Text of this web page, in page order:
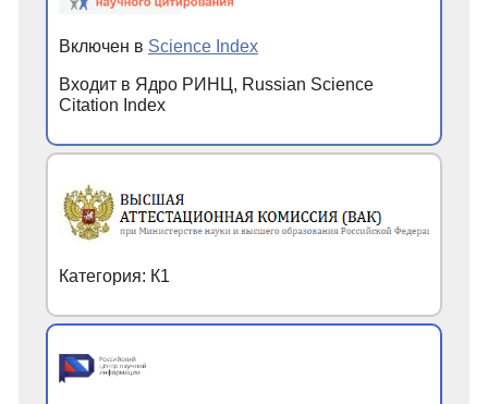
Включен в Science Index
Входит в Ядро РИНЦ, Russian Science
Citation Index
Категория: К1